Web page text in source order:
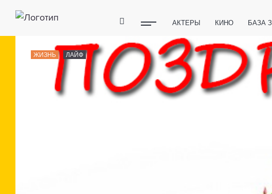
АКТЕРЫ КИНО БАЗА
ПОЛЕЗНЫЕ СОВЕТЫ
ФИТНЕС ТЕХНОЛОГИИ
ЖИЗНЬ ЛАЙФ